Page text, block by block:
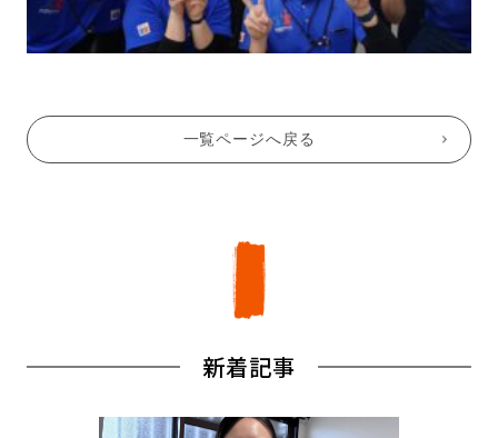
一覧ページへ戻る
新着記事